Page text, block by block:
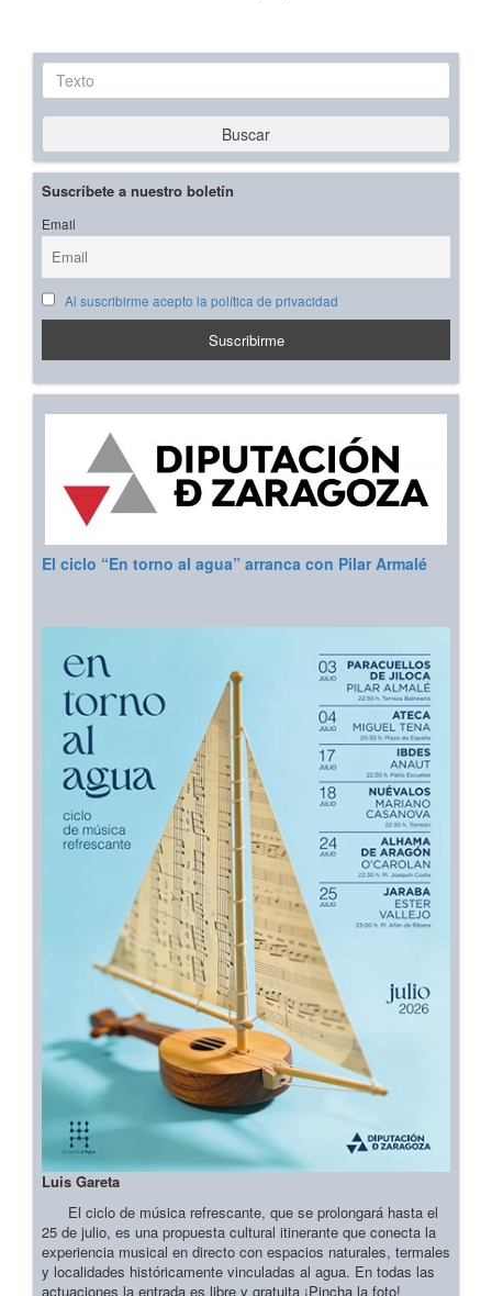
Texto
Buscar
Suscríbete a nuestro boletín
Email
Al suscribirme acepto la política de privacidad
El ciclo “En torno al agua” arranca con Pilar Armalé
Luis Gareta
El ciclo de música refrescante, que se prolongará hasta el
25 de julio, es una propuesta cultural itinerante que conecta la
experiencia musical en directo con espacios naturales, termales
y localidades históricamente vinculadas al agua. En todas las
actuaciones la entrada es libre y gratuita ¡Pincha la foto!